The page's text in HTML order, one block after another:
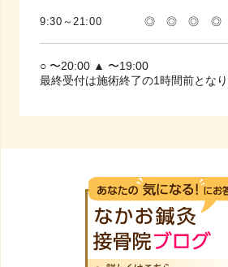
9:30～21:00 ◎ ◎ ◎ ◎
○ 〜20:00 ▲ 〜19:00
最終受付は施術終了の1時間前とな